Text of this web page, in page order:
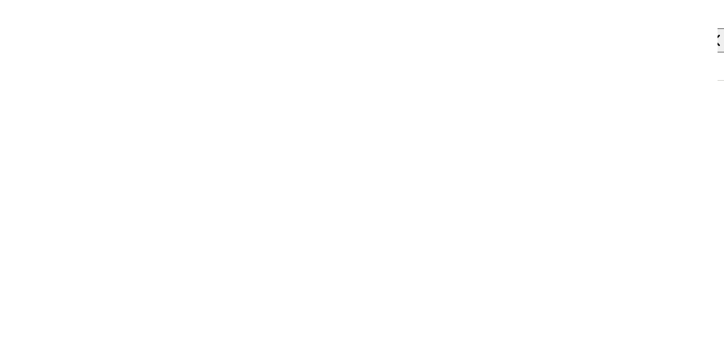
PISCINA